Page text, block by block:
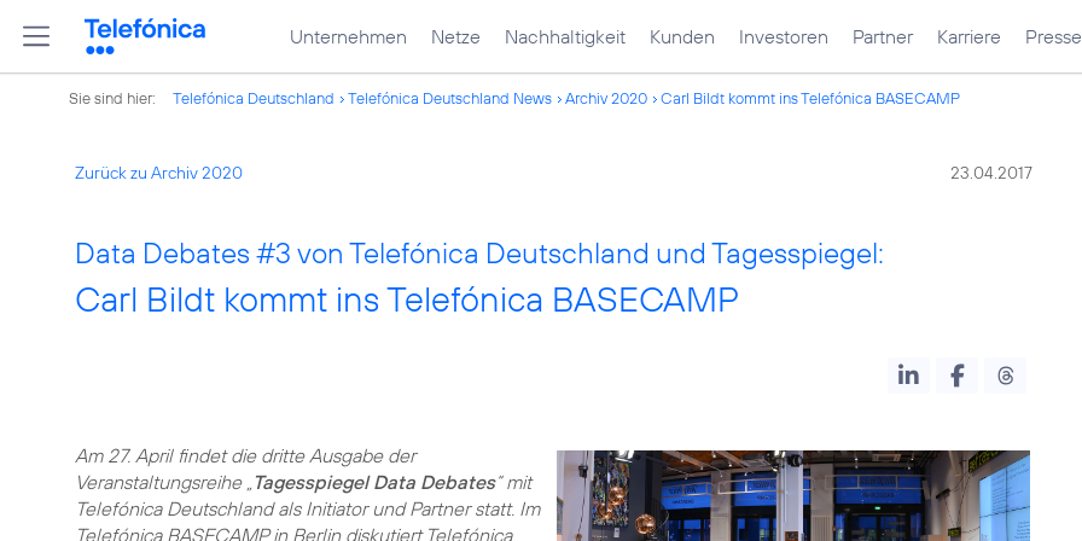
Unternehmen Netze Nachhaltigkeit Kunden Investoren Partner Karriere Presse
Sie sind hier: Telefónica Deutschland Telefónica Deutschland News Archiv 2020 Carl Bildt kommt ins Telefónica BASECAMP
Zurück zu Archiv 2020 23.04.2017
Data Debates #3 von Telefónica Deutschland und Tagesspiegel:
Carl Bildt kommt ins Telefónica BASECAMP
Am 27. April findet die dritte Ausgabe der
Veranstaltungsreihe „Tagesspiegel Data Debates“ mit
Telefónica Deutschland als Initiator und Partner statt. Im
Telefónica BASECAMP in Berlin diskutiert Telefónica